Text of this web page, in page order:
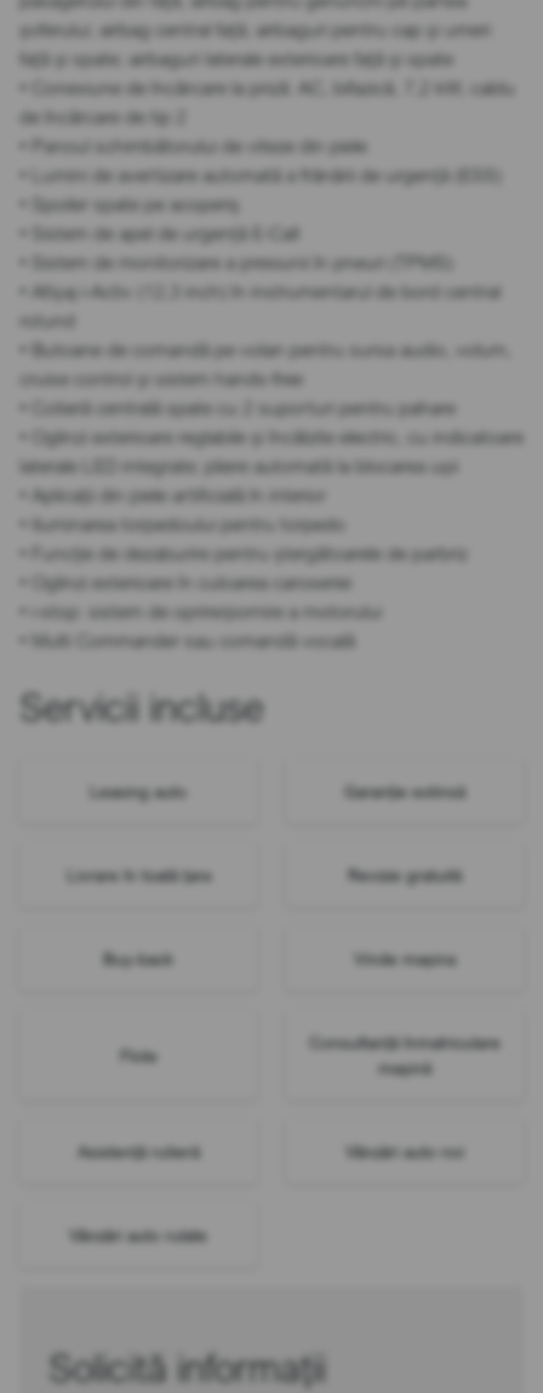
șoferului; airbag central față; airbaguri pentru cap și umeri
față și spate; airbaguri laterale exterioare față și spate
• Conexiune de încărcare la priză: AC, bifazică, 7,2 kW, cablu
de încărcare de tip 2
• Panoul schimbătorului de viteze din piele
• Lumini de avertizare automată a frânării de urgență (ESS)
• Spoiler spate pe acoperiș
• Sistem de apel de urgență E-Call
• Sistem de monitorizare a presiunii în pneuri (TPMS)
• Afișaj i-Activ (12,3 inch) în instrumentarul de bord central
rotund
• Butoane de comandă pe volan pentru sursa audio, volum,
cruise control și sistem hands-free
• Cotieră centrală spate cu 2 suporturi pentru pahare
• Oglinzi exterioare reglabile și încălzite electric, cu indicatoare
laterale LED integrate; pliere automată la blocarea ușii
• Aplicații din piele artificială în interior
• Iluminarea torpedoului pentru torpedo
• Funcție de dezaburire pentru ștergătoarele de parbriz
• Oglinzi exterioare în culoarea caroseriei
• i-stop: sistem de oprire/pornire a motorului
• Multi Commander sau comandă vocală
Servicii incluse
Leasing auto Garanție extinsă
Livrare în toată țara Revizie gratuită
Buy-back Vinde mașina
Flote
Consultanță înmatriculare
mașină
Asistență rutieră Vânzări auto noi
Vânzări auto rulate
Solicită informații